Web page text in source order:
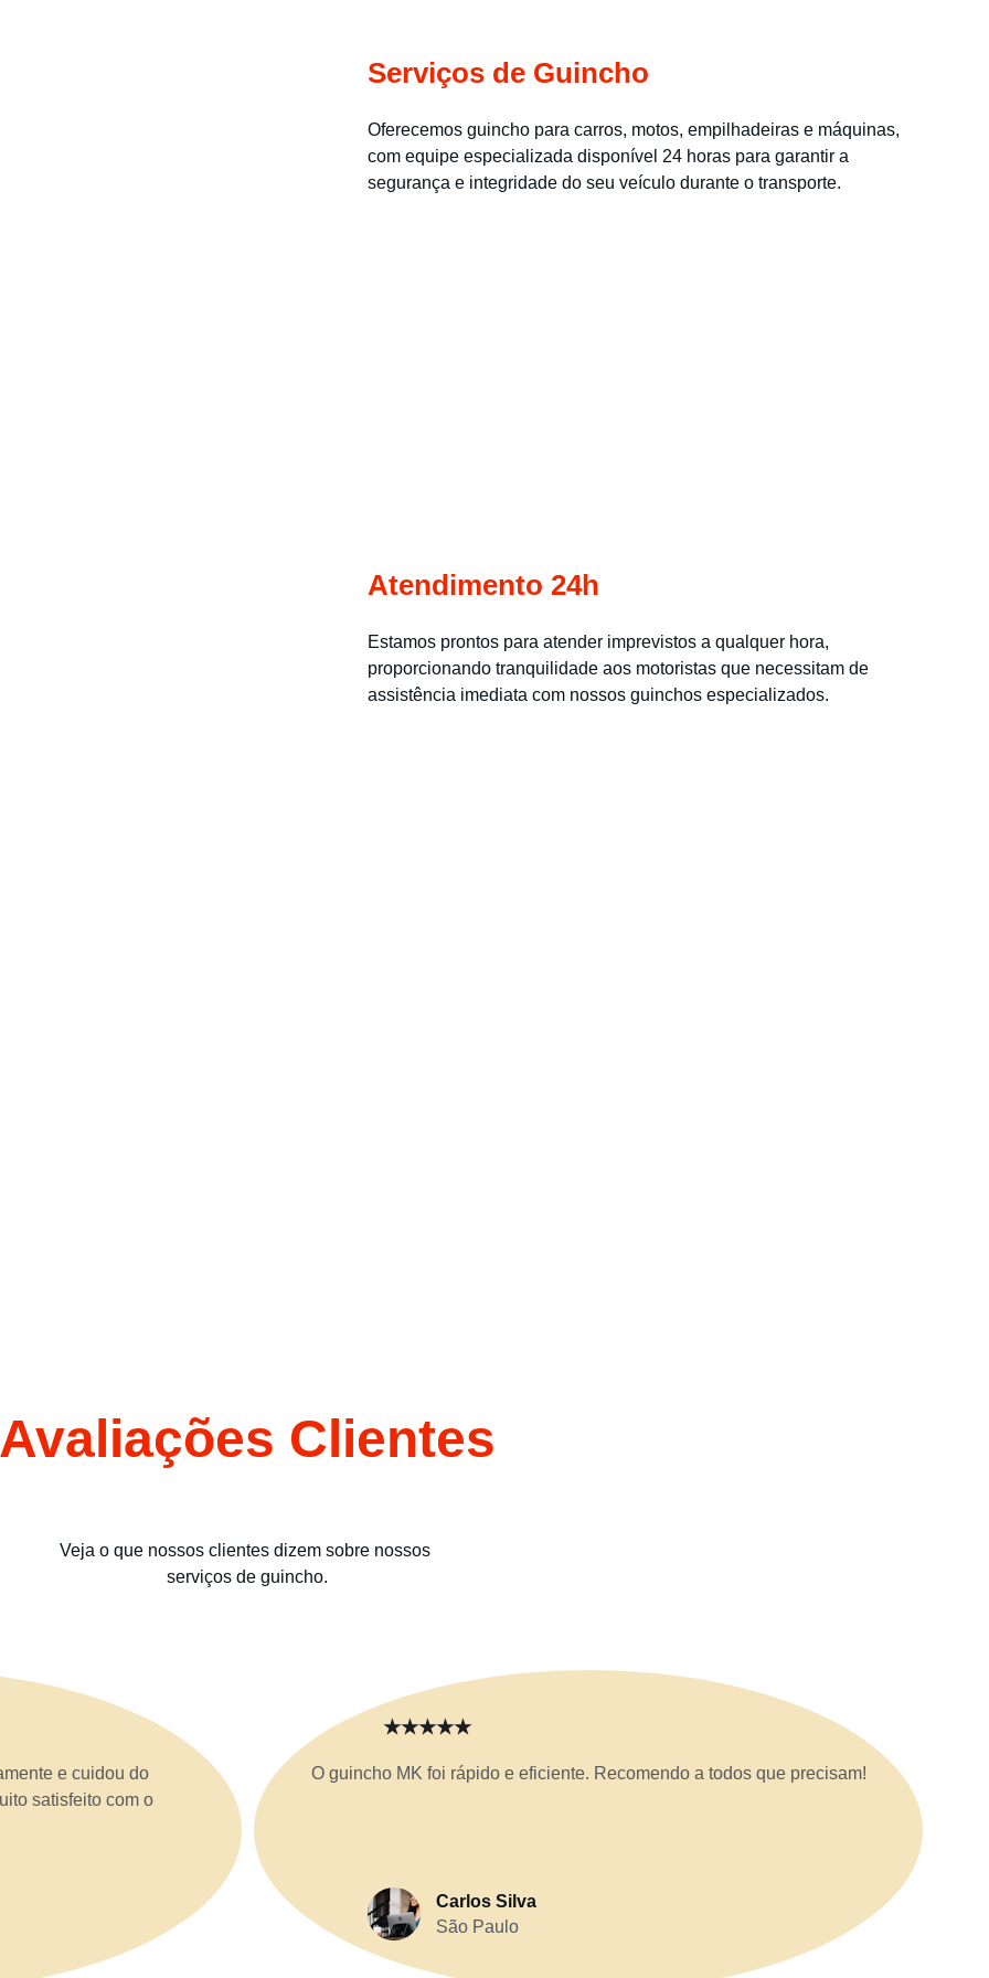
Serviços de Guincho
Oferecemos guincho para carros, motos, empilhadeiras e máquinas,
com equipe especializada disponível 24 horas para garantir a
segurança e integridade do seu veículo durante o transporte.
Atendimento 24h
Estamos prontos para atender imprevistos a qualquer hora,
proporcionando tranquilidade aos motoristas que necessitam de
assistência imediata com nossos guinchos especializados.
Avaliações Clientes
Veja o que nossos clientes dizem sobre nossos
serviços de guincho.
O guincho MK foi rápido e eficiente. Recomendo a todos que precisam!
Carlos Silva
São Paulo
e cuidou do
satisfeito com o
★★★★★